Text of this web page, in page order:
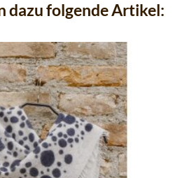
dazu folgende Artikel: